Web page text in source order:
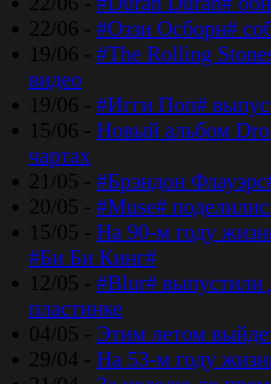
22/06 - #Оззи Осборн#
19/06 - #The Rolling
видео
19/06 - #Игги Поп#
15/06 - Новый альбом
чартах
21/05 - #Брэндон
20/05 - #Muse#
15/05 - На 90-м году
#Би Би Кинг#
12/05 - #Blur# выпустили
пластинке
04/05 - Этим летом
29/04 - На 53-м году